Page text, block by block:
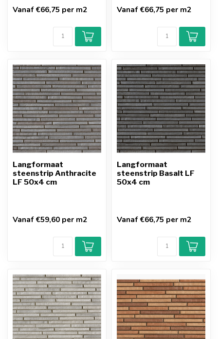
Vanaf €66,75 per m2 Vanaf €66,75 per m2
Langformaat
steenstrip Anthracite
LF 50x4 cm
Vanaf €59,60 per m2
Langformaat
steenstrip Basalt LF
50x4 cm
Vanaf €66,75 per m2